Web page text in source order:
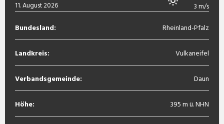
11. August 2026 3 m/s
Bundesland: Rheinland-Pfalz
Landkreis: Vulkaneifel
Verbandsgemeinde: Daun
Höhe: 395 m ü. NHN